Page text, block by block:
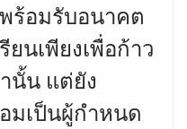
ร้อมรับอนาคต
ยนเพียงเพื่อก้าว
นั้น แต่ยัง
มเป็นผู้กำหนด